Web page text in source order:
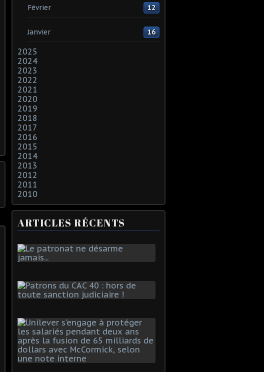
Février 12
Janvier 16
2025
2024
2023
2022
2021
2020
2019
2018
2017
2016
2015
2014
2013
2012
2011
2010
ARTICLES RÉCENTS